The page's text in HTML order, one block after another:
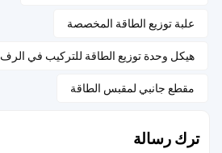
علبة توزيع الطاقة المخصصة
هيكل وحدة توزيع الطاقة للتركيب في الرف
مقطع جانبي لمقبس الطاقة
ترك رسالة